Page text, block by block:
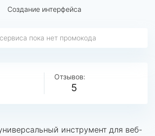
Создание интерфейса
пока нет промокода
Отзывов:
5
инструмент для веб-